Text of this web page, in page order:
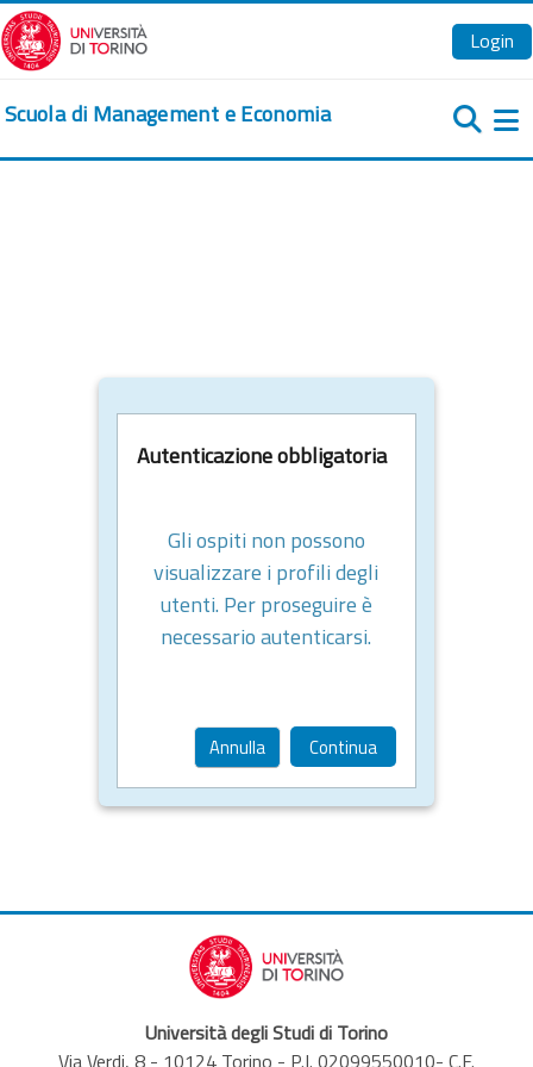
Vai al contenuto principale
Login
Scuola di Management e Economia
Autenticazione obbligatoria
Gli ospiti non possono
visualizzare i profili degli
utenti. Per proseguire è
necessario autenticarsi.
Annulla Continua
Università degli Studi di Torino
Via Verdi, 8 - 10124 Torino - P.I. 02099550010- C.F.